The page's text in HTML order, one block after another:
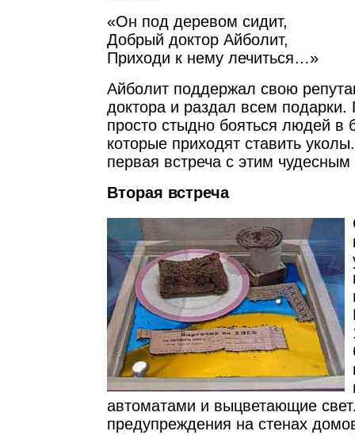
«Он под деревом сидит,
Добрый доктор Айболит,
Приходи к нему лечиться…»
Айболит поддержал свою
доктора и раздал всем подарки.
просто стыдно бояться людей в
которые приходят ставить
первая встреча с этим
Вторая встреча
автоматами и выцветающие
предупреждения на стенах